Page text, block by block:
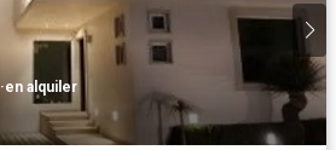
·en alquiler